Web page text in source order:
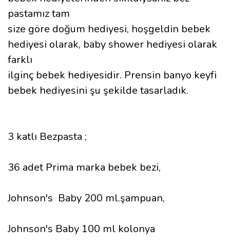
pastamız tam
size göre doğum hediyesi, hoşgeldin bebek
hediyesi olarak, baby shower hediyesi olarak
farklı
ilginç bebek hediyesidir. Prensin banyo keyfi
bebek hediyesini şu şekilde tasarladık.
3 katlı Bezpasta ;
36 adet Prima marka bebek bezi,
Johnson's Baby 200 ml.şampuan,
Johnson's Baby 100 ml kolonya